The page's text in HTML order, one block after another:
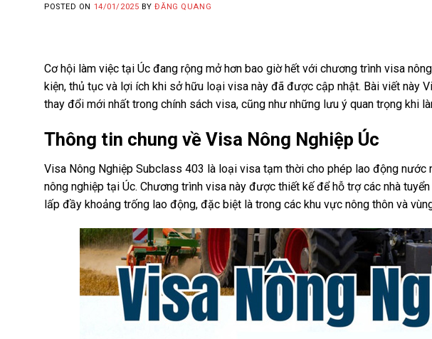
POSTED ON 14/01/2025 BYĐĂNG QUANG
Cơ hội làm việc tại Úc đang rộng mở hơn bao giờ hết với chương trình visa
kiện, thủ tục và lợi ích khi sở hữu loại visa này đã được cập nhật. Bài viết này
thay đổi mới nhất trong chính sách visa, cũng như những lưu ý quan trọng khi
Thông tin chung về Visa Nông Nghiệp Úc
Visa Nông Nghiệp Subclass 403 là loại visa tạm thời cho phép lao động nước
nông nghiệp tại Úc. Chương trình visa này được thiết kế để hỗ trợ các nhà
lấp đầy khoảng trống lao động, đặc biệt là trong các khu vực nông thôn và